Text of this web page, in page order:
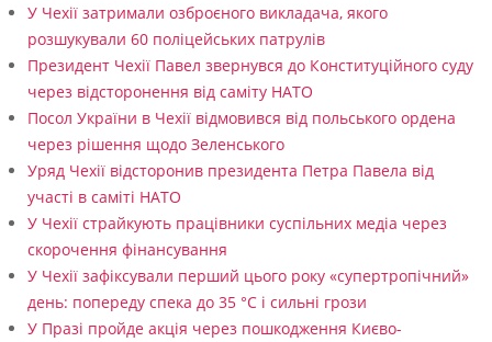
У Чехії затримали озброєного викладача, якого
розшукували 60 поліцейських патрулів
Президент Чехії Павел звернувся до Конституційного суду
через відсторонення від саміту НАТО
Посол України в Чехії відмовився від польського ордена
через рішення щодо Зеленського
Уряд Чехії відсторонив президента Петра Павела від
участі в саміті НАТО
У Чехії страйкують працівники суспільних медіа через
скорочення фінансування
У Чехії зафіксували перший цього року «супертропічний»
день: попереду спека до 35 °C і сильні грози
У Празі пройде акція через пошкодження Києво-